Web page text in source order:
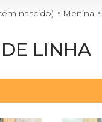
nascido) Menina
LINHA